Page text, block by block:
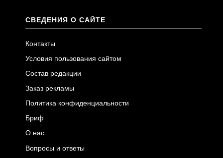
СВЕДЕНИЯ О САЙТЕ
Контакты
Условия пользования сайтом
Состав редакции
Заказ рекламы
Политика конфиденциальности
Бриф
О нас
Вопросы и ответы